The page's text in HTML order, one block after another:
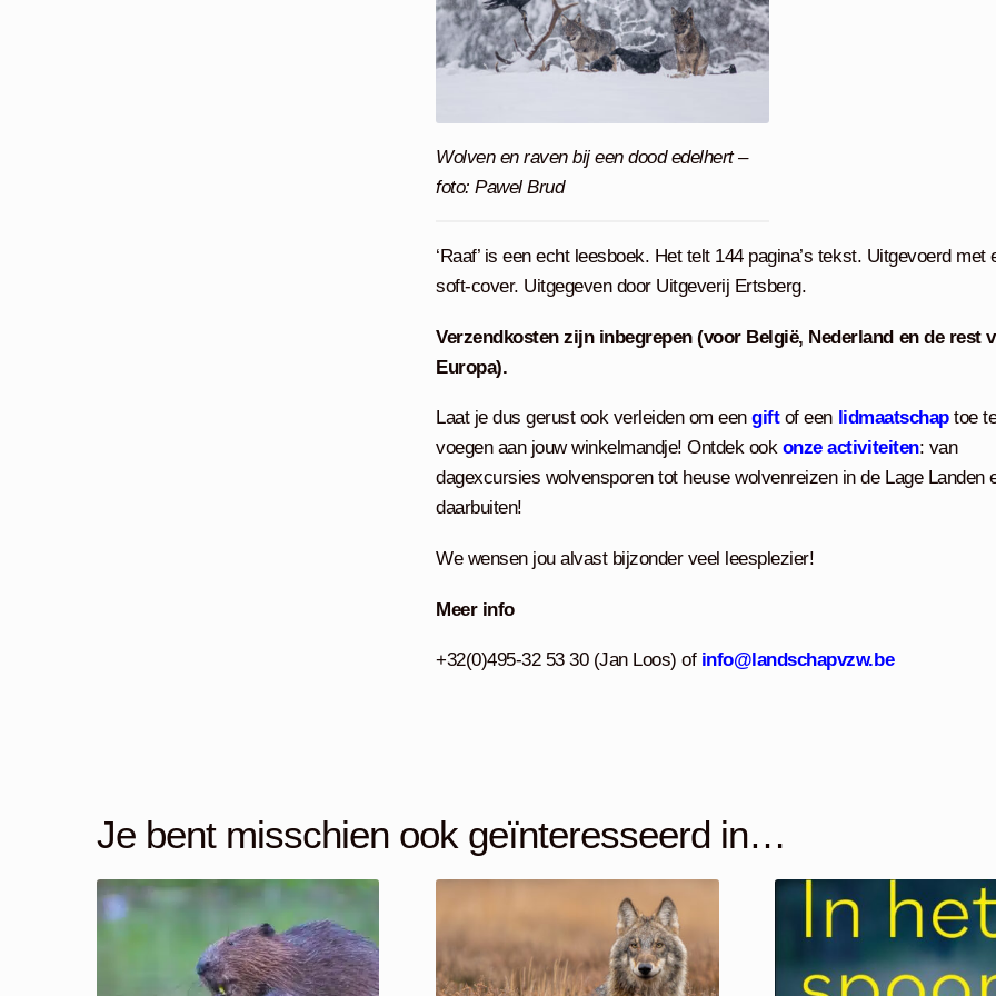
Wolven en raven bij een dood edelhert –
foto: Pawel Brud
‘Raaf’ is een echt leesboek. Het telt 144 pagina’s tekst. Uitgevoerd met
soft-cover. Uitgegeven door Uitgeverij Ertsberg.
Verzendkosten zijn inbegrepen (voor België, Nederland en de rest
Europa).
Laat je dus gerust ook verleiden om eengiftof een lidmaatschaptoe
voegen aan jouw winkelmandje! Ontdek ook onze activiteiten: van
dagexcursies wolvensporen tot heuse wolvenreizen in de Lage Landen
daarbuiten!
We wensen jou alvast bijzonder veel leesplezier!
Meer info
+32(0)495-32 53 30 (Jan Loos) of info@landschapvzw.be
Je bent misschien ook geïnteresseerd in…